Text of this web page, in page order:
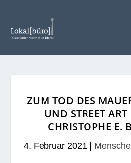
ZUM TOD DES
UND STREET
CHRISTOPHE E.
4. Februar 2021|